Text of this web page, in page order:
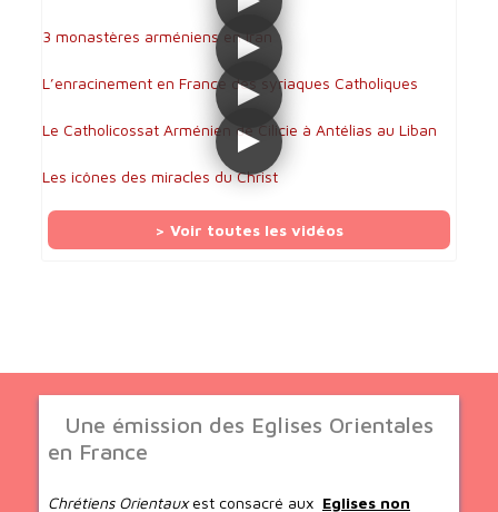
3 monastères arméniens en Iran
L’enracinement en France des syriaques Catholiques
Le Catholicossat Arménien de Cilicie à Antélias au Liban
Les icônes des miracles du Christ
> Voir toutes les vidéos
Une émission des Eglises Orientales
en France
Chrétiens Orientauxest consacré aux Eglises non